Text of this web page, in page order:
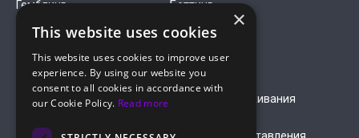
Гемблинг
Беттинг
Финансы
Антивирусы
Дейтинг
Нутра
Компания
О нас
Медиакит
Правила оплаты кредитной
Правила обслуживания
×
This website uses cookies
This website uses cookies to improve user
experience. By using our website you
consent to all cookies in accordance with
our Cookie Policy. Read more